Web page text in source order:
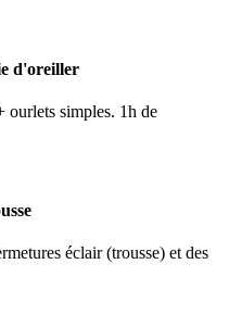
d'oreiller
ourlets simples. 1h de
éclair (trousse) et des